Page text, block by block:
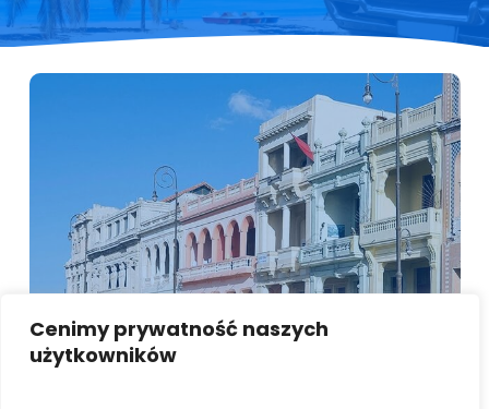
Cenimy prywatność naszych
użytkowników
LA HABANA EXPRESS